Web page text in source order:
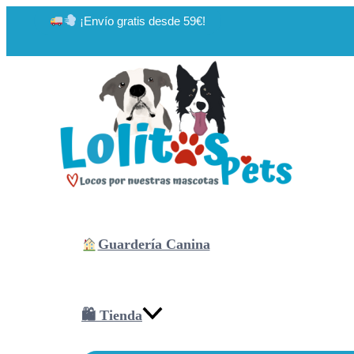
¡Envío gratis desde 59€!
Guardería Canina
🛍 Tienda